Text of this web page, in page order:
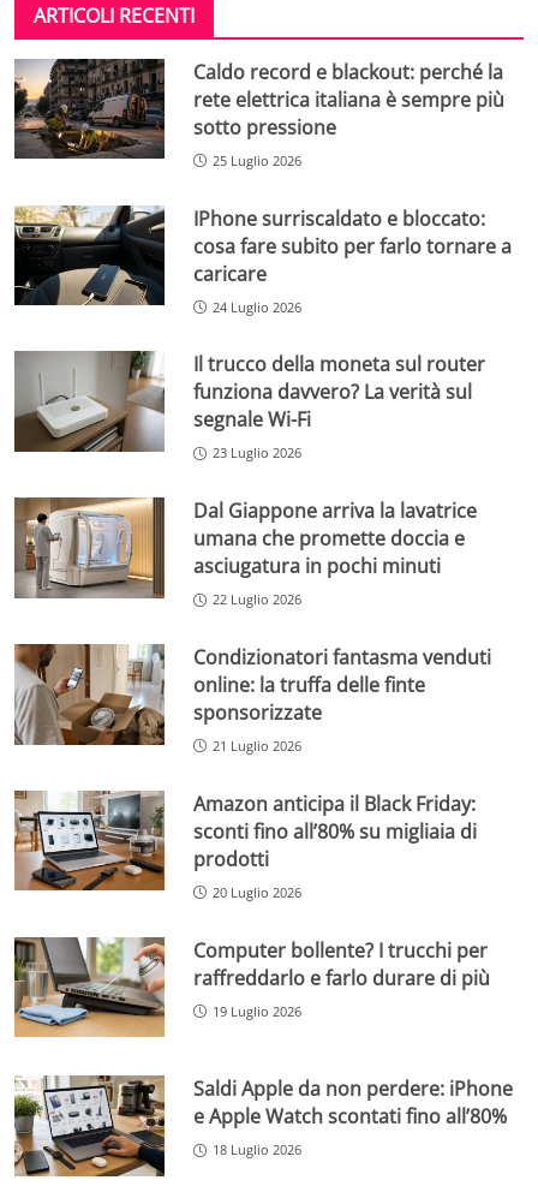
ARTICOLI RECENTI
Caldo record e blackout: perché la
rete elettrica italiana è sempre più
sotto pressione
25 Luglio 2026
IPhone surriscaldato e bloccato:
cosa fare subito per farlo tornare a
caricare
24 Luglio 2026
Il trucco della moneta sul router
funziona davvero? La verità sul
segnale Wi-Fi
23 Luglio 2026
Dal Giappone arriva la lavatrice
umana che promette doccia e
asciugatura in pochi minuti
22 Luglio 2026
Condizionatori fantasma venduti
online: la truffa delle finte
sponsorizzate
21 Luglio 2026
Amazon anticipa il Black Friday:
sconti fino all’80% su migliaia di
prodotti
20 Luglio 2026
Computer bollente? I trucchi per
raffreddarlo e farlo durare di più
19 Luglio 2026
Saldi Apple da non perdere: iPhone
e Apple Watch scontati fino all’80%
18 Luglio 2026